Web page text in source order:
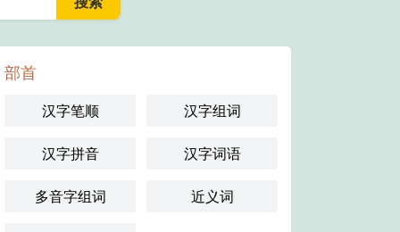
部首
汉字笔顺 汉字组词
汉字拼音 汉字词语
多音字组词 近义词